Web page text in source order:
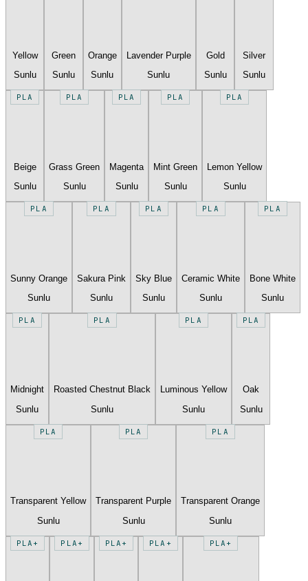
Yellow
Sunlu
Green
Sunlu
Orange
Sunlu
Lavender Purple
Sunlu
Gold
Sunlu
Silver
Sunlu
PLA
Beige
Sunlu
PLA
Grass Green
Sunlu
PLA
Magenta
Sunlu
PLA
Mint Green
Sunlu
PLA
Lemon Yellow
Sunlu
PLA
Sunny Orange
Sunlu
PLA
Sakura Pink
Sunlu
PLA
Sky Blue
Sunlu
PLA
Ceramic White
Sunlu
PLA
Bone White
Sunlu
PLA
Midnight
Sunlu
PLA
Roasted Chestnut Black
Sunlu
PLA
Luminous Yellow
Sunlu
PLA
Oak
Sunlu
PLA
Transparent Yellow
Sunlu
PLA
Transparent Purple
Sunlu
PLA
Transparent Orange
Sunlu
PLA+ PLA+ PLA+ PLA+ PLA+